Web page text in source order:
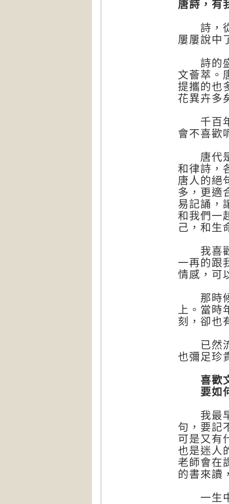
唐詩，有
詩，從
屢屢說中
詩的盛
文薈萃。
提攜的也
花異卉多
千百年
會不喜歡
唐代是
和律詩，
唐人的絕
多，更適
易記誦，
和我們一
己，和生
我喜歡
一再的跟
情感，可
那時候
上。當
刻，卻也
已然流
也彌足珍
喜歡文
要如何
我最早
句，要記
可是又有
也是迷人
老師會在
的書來讀
一生中